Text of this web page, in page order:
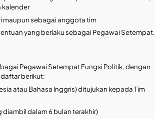
kalender
maupun sebagai anggota tim
yang berlaku sebagai Pegawai Setempat.
Pegawai Setempat Fungsi Politik, dengan
berikut:
atau Bahasa Inggris) ditujukan kepada Tim
dalam 6 bulan terakhir)